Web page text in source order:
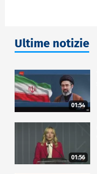
Ultime notizie
01:54
01:56